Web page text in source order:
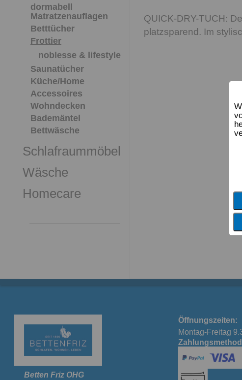
dormabell
Matratzenauflagen
Betttücher
Frottier
noblesse & lifestyle
Saunatücher
Küche/Home
Accessoires
Wohndecken
Bademäntel
Bettwäsche
Schlafraummöbel
Wäsche
Homecare
QUICK-DRY-TUCH:
platzsparend. Im
Betten Friz OHG
Öffnungszeiten:
Montag-Freitag